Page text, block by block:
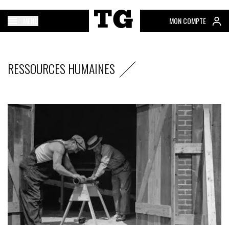
MON COMPTE
RESSOURCES HUMAINES